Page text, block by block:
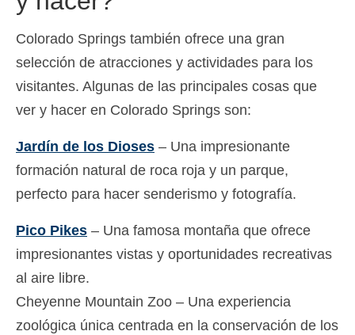
Colorado Springs también ofrece una gran
selección de atracciones y actividades para los
visitantes. Algunas de las principales cosas que
ver y hacer en Colorado Springs son:
Jardín de los Dioses – Una impresionante
formación natural de roca roja y un parque,
perfecto para hacer senderismo y fotografía.
Pico Pikes – Una famosa montaña que ofrece
impresionantes vistas y oportunidades recreativas
al aire libre.
Cheyenne Mountain Zoo – Una experiencia
zoológica única centrada en la conservación de los